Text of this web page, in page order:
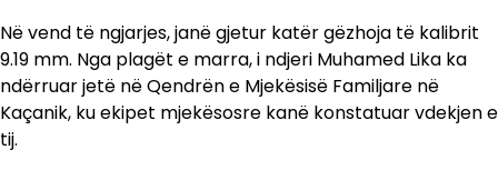
Në vend të ngjarjes, janë gjetur katër gëzhoja të kalibrit
9.19 mm. Nga plagët e marra, i ndjeri Muhamed Lika ka
ndërruar jetë në Qendrën e Mjekësisë Familjare në
Kaçanik, ku ekipet mjekësosre kanë konstatuar vdekjen e
tij.